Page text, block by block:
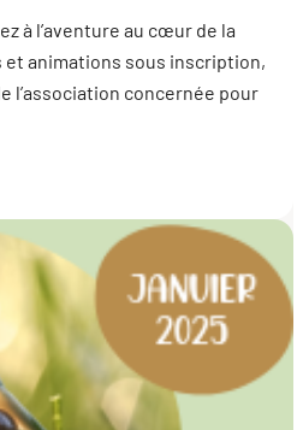
à l’aventure au cœur de la
animations sous inscription,
l’association concernée pour